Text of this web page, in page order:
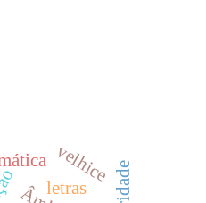
letras
velhice